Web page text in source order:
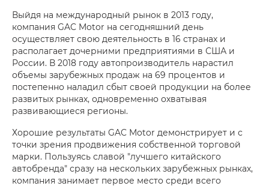
Выйдя на международный рынок в 2013 году,
компания GAC Motor на сегодняшний день
осуществляет свою деятельность в 16 странах и
располагает дочерними предприятиями в США и
России. В 2018 году автопроизводитель нарастил
объемы зарубежных продаж на 69 процентов и
постепенно наладил сбыт своей продукции на более
развитых рынках, одновременно охватывая
развивающиеся регионы.
Хорошие результаты GAC Motor демонстрирует и с
точки зрения продвижения собственной торговой
марки. Пользуясь славой "лучшего китайского
автобренда" сразу на нескольких зарубежных рынках,
компания занимает первое место среди всего